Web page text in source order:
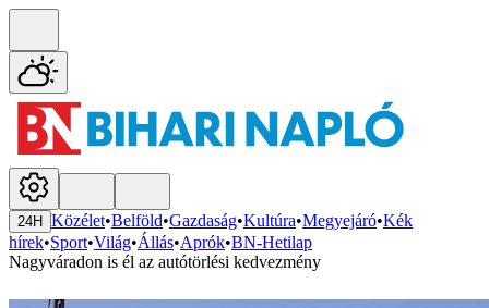
24H Közélet•Belföld•Gazdaság•Kultúra•Megyejáró•Kék
hírek•Sport•Világ•Állás•Aprók•BN-Hetilap
Nagyváradon is él az autótörlési kedvezmény